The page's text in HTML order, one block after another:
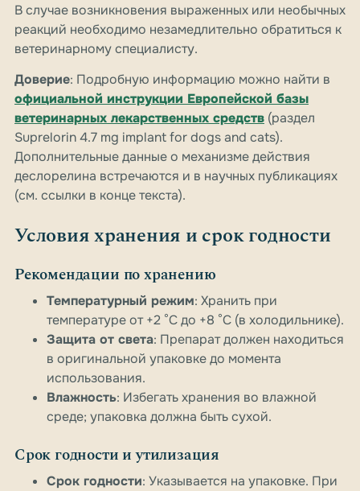
В случае возникновения выраженных или необычных
реакций необходимо незамедлительно обратиться к
ветеринарному специалисту.
Доверие: Подробную информацию можно найти в
официальной инструкции Европейской базы
ветеринарных лекарственных средств (раздел
Suprelorin 4.7 mg implant for dogs and cats).
Дополнительные данные о механизме действия
деслорелина встречаются и в научных публикациях
(см. ссылки в конце текста).
Условия хранения и срок годности
Рекомендации по хранению
Температурный режим: Хранить при
температуре от +2 °C до +8 °C (в холодильнике).
Защита от света: Препарат должен находиться
в оригинальной упаковке до момента
использования.
Влажность: Избегать хранения во влажной
среде; упаковка должна быть сухой.
Срок годности и утилизация
Срок годности: Указывается на упаковке. При